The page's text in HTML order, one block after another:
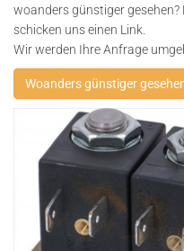
woanders günstiger
schicken uns einen Link.
Wir werden Ihre Anfrage
Woanders günstiger